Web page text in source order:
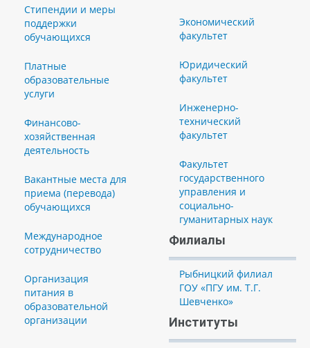
Стипендии и меры
поддержки
обучающихся
Платные
образовательные
услуги
Финансово-
хозяйственная
деятельность
Вакантные места для
приема (перевода)
обучающихся
Международное
сотрудничество
Организация
питания в
образовательной
организации
Экономический
факультет
Юридический
факультет
Инженерно-
технический
факультет
Факультет
государственного
управления и
социально-
гуманитарных наук
Филиалы
Рыбницкий филиал
ГОУ «ПГУ им. Т.Г.
Шевченко»
Институты